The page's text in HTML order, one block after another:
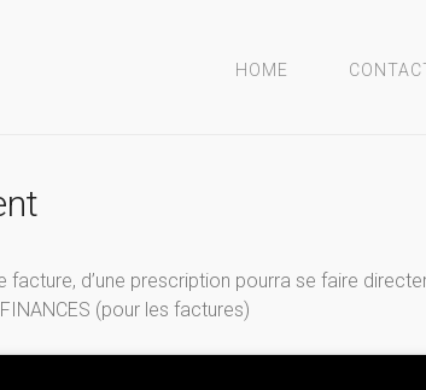
HOME
facture, d’une prescription pourra se faire
(pour les factures)